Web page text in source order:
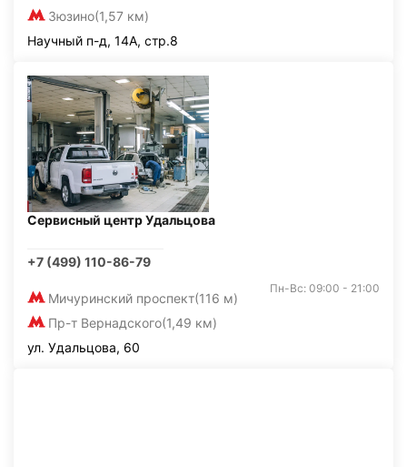
Зюзино(1,57 км)
Научный п-д, 14А, стр.8
Сервисный центр Удальцова
+7 (499) 110-86-79
Мичуринский проспект(116 м)
Пр-т Вернадского(1,49 км)
Пн-Вс: 09:00 - 21:00
ул. Удальцова, 60